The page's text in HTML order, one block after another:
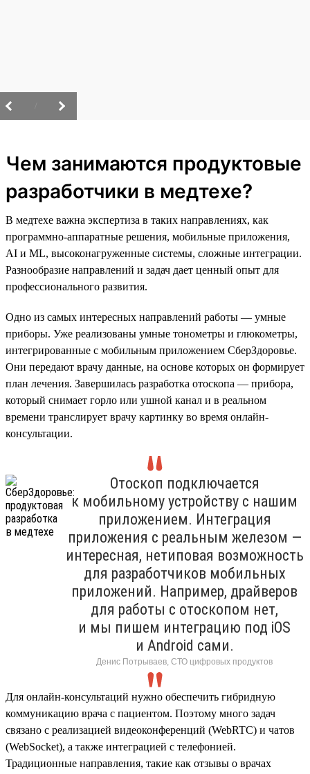
Чем занимаются продуктовые
разработчики в медтехе?
В медтехе важна экспертиза в таких направлениях, как
программно-аппаратные решения, мобильные приложения,
AI и ML, высоконагруженные системы, сложные интеграции.
Разнообразие направлений и задач дает ценный опыт для
профессионального развития.
Одно из самых интересных направлений работы — умные
приборы. Уже реализованы умные тонометры и глюкометры,
интегрированные с мобильным приложением СберЗдоровье.
Они передают врачу данные, на основе которых он формирует
план лечения. Завершилась разработка отоскопа — прибора,
который снимает горло или ушной канал и в реальном
времени транслирует врачу картинку во время онлайн-
консультации.
Отоскоп подключается
к мобильному устройству с нашим
приложением. Интеграция
приложения с реальным железом —
интересная, нетиповая возможность
для разработчиков мобильных
приложений. Например, драйверов
для работы с отоскопом нет,
и мы пишем интеграцию под iOS
и Android сами.
Денис Потрываев, СТО цифровых продуктов
Для онлайн-консультаций нужно обеспечить гибридную
коммуникацию врача с пациентом. Поэтому много задач
связано с реализацией видеоконференций (WebRTC) и чатов
(WebSocket), а также интеграцией с телефонией.
Традиционные направления, такие как отзывы о врачах